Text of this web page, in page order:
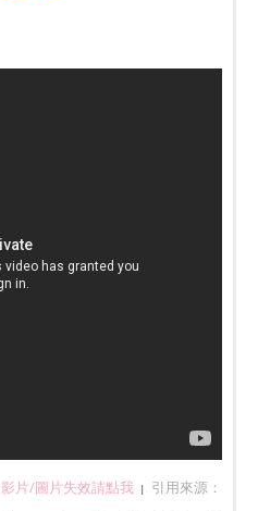
影片/圖片失效請點我 |
引用來源：